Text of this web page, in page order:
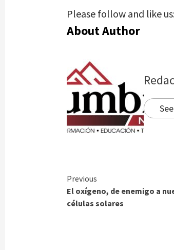
Please follow and like
About Author
Continue
Reading
Previous
El oxígeno, de enemigo a
células solares